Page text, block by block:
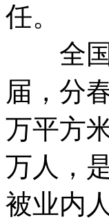
任。
全国
届，分
万平方
万人，
被业内